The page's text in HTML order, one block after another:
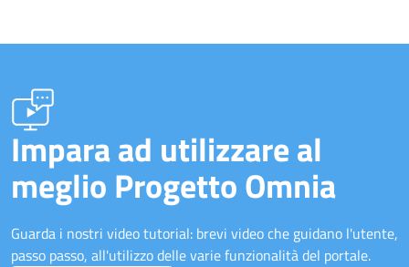
Impara ad utilizzare al
meglio Progetto Omnia
Guarda i nostri video tutorial: brevi video che guidano l'utente,
passo passo, all'utilizzo delle varie funzionalità del portale.